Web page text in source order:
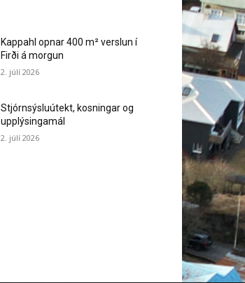
Kappahl opnar 400 m² verslun í
Firði á morgun
2. júlí 2026
Stjórnsýsluútekt, kosningar og
upplýsingamál
2. júlí 2026